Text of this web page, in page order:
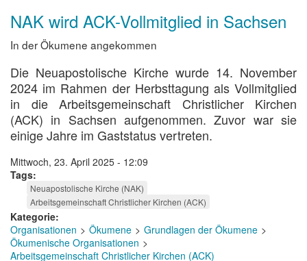
NAK wird ACK-Vollmitglied in Sachsen
In der Ökumene angekommen
Die Neuapostolische Kirche wurde 14. November
2024 im Rahmen der Herbsttagung als Vollmitglied
in die Arbeitsgemeinschaft Christlicher Kirchen
(ACK) in Sachsen aufgenommen. Zuvor war sie
einige Jahre im Gaststatus vertreten.
Mittwoch, 23. April 2025 - 12:09
Tags
Neuapostolische Kirche (NAK)
Arbeitsgemeinschaft Christlicher Kirchen (ACK)
Kategorie
Organisationen
Ökumene
Grundlagen der Ökumene
Ökumenische Organisationen
Arbeitsgemeinschaft Christlicher Kirchen (ACK)